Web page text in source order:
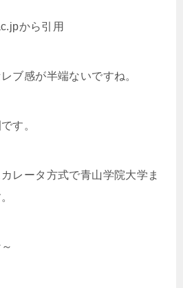
から引用
ブ感が半端ないですね。
す。
レータ方式で青山学院大学ま